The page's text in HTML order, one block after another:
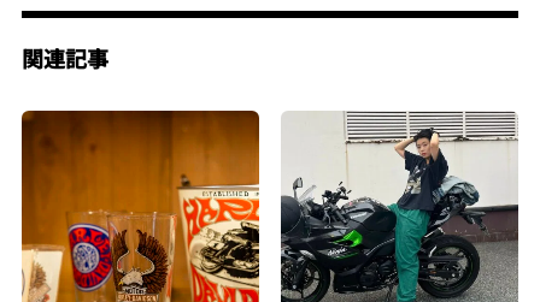
関連記事